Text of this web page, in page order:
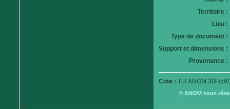
Territoire :
Lieu :
Type de document :
Support et dimensions :
Provenance :
Cote : FR ANOM
© ANOM sous